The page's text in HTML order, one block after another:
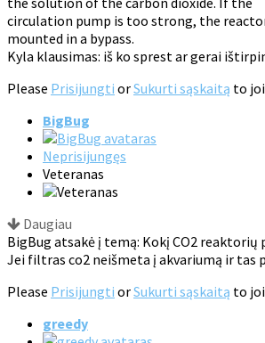
circulation pump is too strong, the
mounted in a bypass.
Kyla klausimas: iš ko sprest ar gerai
Please Prisijungti orSukurti sąskaitą to
BigBug
Neprisijungęs
Veteranas
Daugiau
BigBug atsakė į temą: Kokį CO2 reaktorių
Jei filtras co2 neišmeta į akvariumą ir tas
Please Prisijungti orSukurti sąskaitą to
greedy